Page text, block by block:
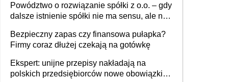
Powództwo o rozwiązanie spółki z o.o. – gdy
dalsze istnienie spółki nie ma sensu, ale nie
Bezpieczny zapas czy finansowa pułapka?
Firmy coraz dłużej czekają na gotówkę
Ekspert: unijne przepisy nakładają na
polskich przedsiębiorców nowe obowiązki w